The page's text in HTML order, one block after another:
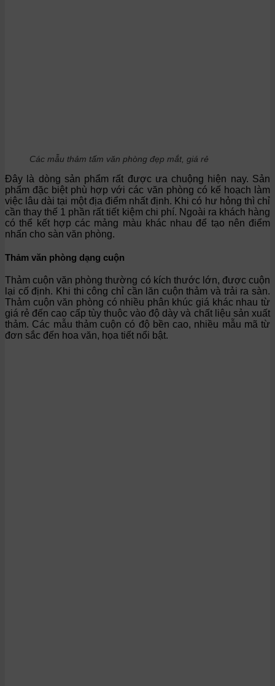
Các mẫu thảm tấm văn phòng đẹp mắt, giá rẻ
Đây là dòng sản phẩm rất được ưa chuộng hiện nay. Sản
phẩm đặc biệt phù hợp với các văn phòng có kế hoạch làm
việc lâu dài tại một địa điểm nhất định. Khi có hư hỏng thì chỉ
cần thay thế 1 phần rất tiết kiệm chi phí. Ngoài ra khách hàng
có thể kết hợp các mảng màu khác nhau để tạo nên điểm
nhấn cho sàn văn phòng.
Thảm văn phòng dạng cuộn
Thảm cuộn văn phòng thường có kích thước lớn, được cuộn
lại cố định. Khi thi công chỉ cần lăn cuộn thảm và trải ra sàn.
Thảm cuộn văn phòng có nhiều phân khúc giá khác nhau từ
giá rẻ đến cao cấp tùy thuộc vào độ dày và chất liệu sản xuất
thảm. Các mẫu thảm cuộn có độ bền cao, nhiều mẫu mã từ
đơn sắc đến hoa văn, họa tiết nổi bật.